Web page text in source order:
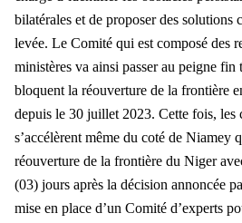
bilatérales et de proposer des solutions
levée. Le Comité qui est composé des
ministères va ainsi passer au peigne fin
bloquent la réouverture de la frontière
depuis le 30 juillet 2023. Cette fois, les
s’accélèrent même du coté de Niamey
réouverture de la frontière du Niger
(03) jours après la décision annoncée
mise en place d’un Comité d’experts